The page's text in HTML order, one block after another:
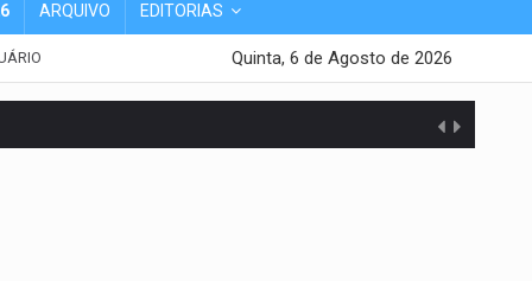
ARQUIVO EDITORIAS
Quinta, 6 de Agosto de 2026